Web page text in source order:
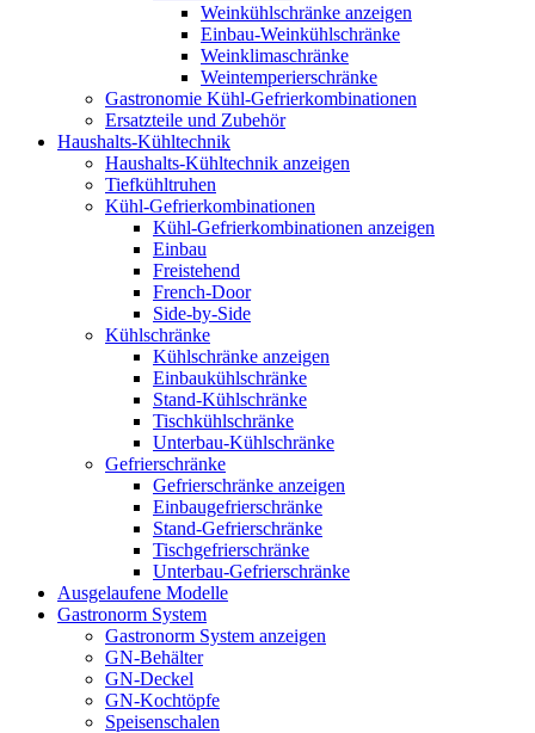
Weinkühlschränke anzeigen
Einbau-Weinkühlschränke
Weinklimaschränke
Weintemperierschränke
Gastronomie Kühl-Gefrierkombinationen
Ersatzteile und Zubehör
Haushalts-Kühltechnik
Haushalts-Kühltechnik anzeigen
Tiefkühltruhen
Kühl-Gefrierkombinationen
Kühl-Gefrierkombinationen anzeigen
Einbau
Freistehend
French-Door
Side-by-Side
Kühlschränke
Kühlschränke anzeigen
Einbaukühlschränke
Stand-Kühlschränke
Tischkühlschränke
Unterbau-Kühlschränke
Gefrierschränke
Gefrierschränke anzeigen
Einbaugefrierschränke
Stand-Gefrierschränke
Tischgefrierschränke
Unterbau-Gefrierschränke
Ausgelaufene Modelle
Gastronorm System
Gastronorm System anzeigen
GN-Behälter
GN-Deckel
GN-Kochtöpfe
Speisenschalen